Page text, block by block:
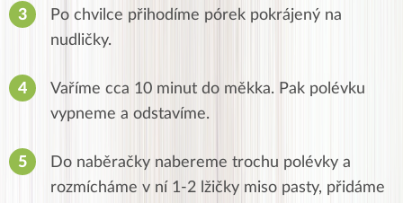
Po chvilce přihodíme pórek pokrájený na
nudličky.
Vaříme cca 10 minut do měkka. Pak polévku
vypneme a odstavíme.
Do naběračky nabereme trochu polévky a
rozmícháme v ní 1-2 lžičky miso pasty, přidáme